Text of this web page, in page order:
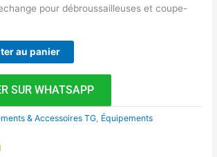
pour débroussailleuses et coupe-
au panier
SUR WHATSAPP
& Accessoires TG Équipements